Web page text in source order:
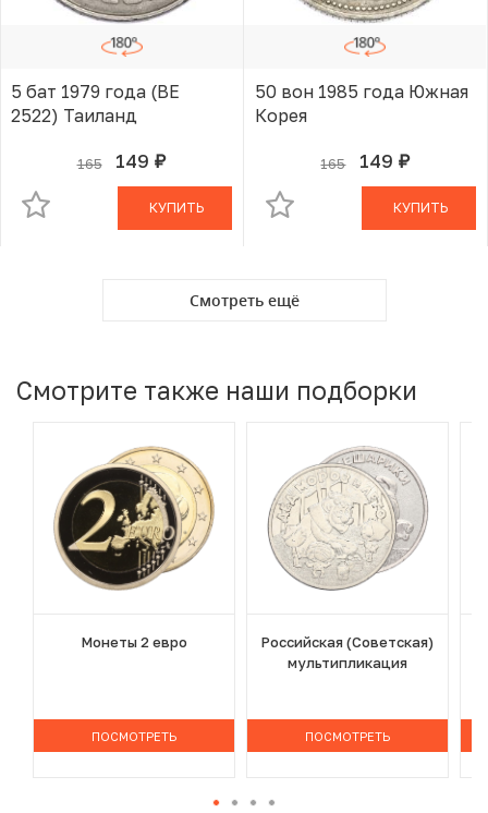
5 бат 1979 года (BE
2522) Таиланд
165 149 руб.
В КОРЗИНЕ
КУПИТЬ
50 вон 1985 года Южная
Корея
165 149 руб.
В КОРЗИНЕ
КУПИТЬ
Смотреть ещё
Смотрите также наши подборки
Монеты 2 евро
ПОСМОТРЕТЬ
Российская (Советская)
мультипликация
ПОСМОТРЕТЬ